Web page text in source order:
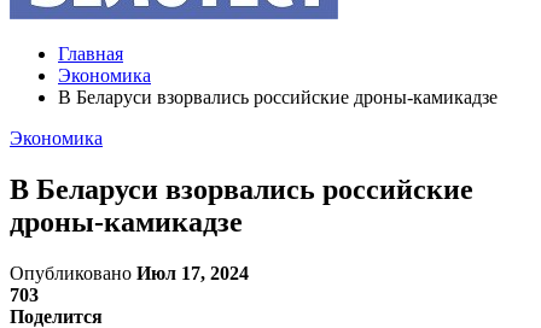
Главная
Экономика
В Беларуси взорвались российские дроны-камикадзе
Экономика
В Беларуси взорвались российские
дроны-камикадзе
Опубликовано Июл 17, 2024
703
Поделится